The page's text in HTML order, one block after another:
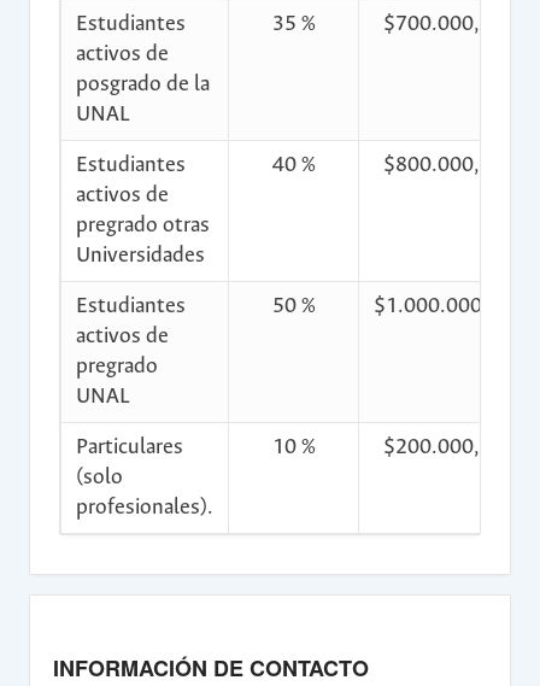
Estudiantes
activos de
posgrado de la
UNAL
35 % $700.000,00
Estudiantes
activos de
pregrado otras
Universidades
40 % $800.000,00
Estudiantes
activos de
pregrado
UNAL
50 % $1.000.000,00
Particulares
(solo
profesionales).
10 % $200.000,00
INFORMACIÓN DE CONTACTO